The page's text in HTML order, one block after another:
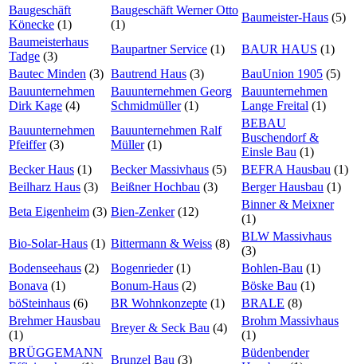
Baugeschäft
Könecke (1)
Baugeschäft Werner Otto
(1)
Baumeister-Haus (5)
Baumeisterhaus
Tadge (3)
Baupartner Service (1) BAUR HAUS (1)
Bautec Minden (3) Bautrend Haus (3) BauUnion 1905 (5)
Bauunternehmen
Dirk Kage (4)
Bauunternehmen Georg
Schmidmüller (1)
Bauunternehmen
Lange Freital (1)
Bauunternehmen
Pfeiffer (3)
Bauunternehmen Ralf
Müller (1)
BEBAU
Buschendorf &
Einsle Bau (1)
Becker Haus (1) Becker Massivhaus (5) BEFRA Hausbau (1)
Beilharz Haus (3) Beißner Hochbau (3) Berger Hausbau (1)
Beta Eigenheim (3) Bien-Zenker (12)
Binner & Meixner
(1)
Bio-Solar-Haus (1) Bittermann & Weiss (8)
BLW Massivhaus
(3)
Bodenseehaus (2) Bogenrieder (1) Bohlen-Bau (1)
Bonava (1) Bonum-Haus (2) Böske Bau (1)
böSteinhaus (6) BR Wohnkonzepte (1) BRALE (8)
Brehmer Hausbau
(1)
Breyer & Seck Bau (4)
Brohm Massivhaus
(1)
BRÜGGEMANN
Brunzel Bau (3)
Büdenbender